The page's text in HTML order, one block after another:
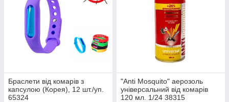
Браслети від комарів з
капсулою (Корея), 12 шт./уп.
65324
"Anti Mosquito" аерозоль
універсальний від комарів
120 мл. 1/24 38315